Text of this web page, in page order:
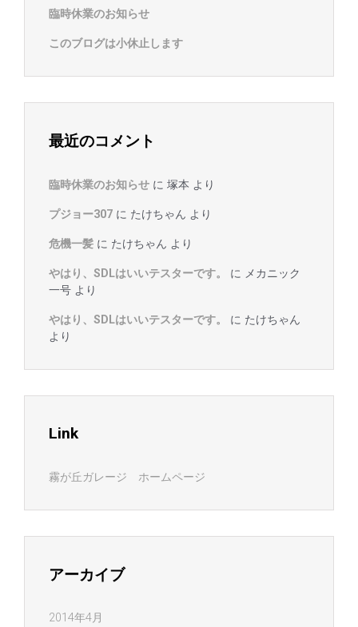
臨時休業のお知らせ
このブログは小休止します
最近のコメント
臨時休業のお知らせ に 塚本 より
プジョー307 に たけちゃん より
危機一髪 に たけちゃん より
やはり、SDLはいいテスターです。 に メカニック
一号 より
やはり、SDLはいいテスターです。 に たけちゃん
より
Link
霧が丘ガレージ ホームページ
アーカイブ
2014年4月